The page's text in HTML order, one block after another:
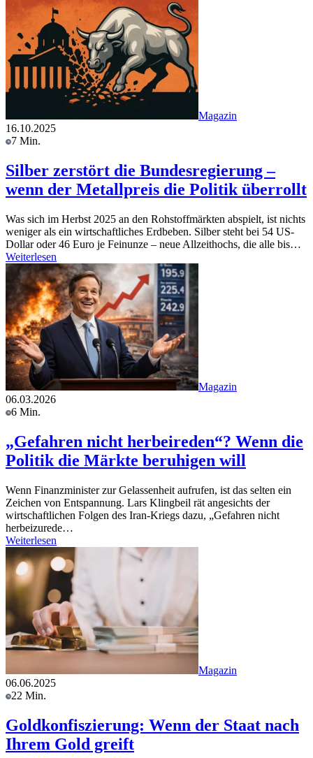
Magazin
16.10.2025
7 Min.
Silber zerstört die Bundesregierung –
wenn der Metallpreis die Politik überrollt
Was sich im Herbst 2025 an den Rohstoffmärkten abspielt, ist nichts
weniger als ein wirtschaftliches Erdbeben. Silber steht bei 54 US-
Dollar oder 46 Euro je Feinunze – neue Allzeithochs, die alle bis…
Weiterlesen
Magazin
06.03.2026
6 Min.
„Gefahren nicht herbeireden“? Wenn die
Politik die Märkte beruhigen will
Wenn Finanzminister zur Gelassenheit aufrufen, ist das selten ein
Zeichen von Entspannung. Lars Klingbeil rät angesichts der
wirtschaftlichen Folgen des Iran-Kriegs dazu, „Gefahren nicht
herbeizurede…
Weiterlesen
Magazin
06.06.2025
22 Min.
Goldkonfiszierung: Wenn der Staat nach
Ihrem Gold greift